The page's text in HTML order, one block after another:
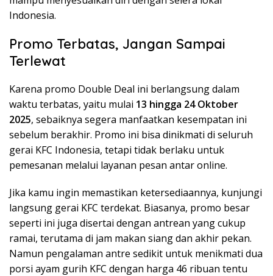
Indonesia.
Promo Terbatas, Jangan Sampai
Terlewat
Karena promo Double Deal ini berlangsung dalam
waktu terbatas, yaitu mulai 13 hingga 24 Oktober
2025, sebaiknya segera manfaatkan kesempatan ini
sebelum berakhir. Promo ini bisa dinikmati di seluruh
gerai KFC Indonesia, tetapi tidak berlaku untuk
pemesanan melalui layanan pesan antar online.
Jika kamu ingin memastikan ketersediaannya, kunjungi
langsung gerai KFC terdekat. Biasanya, promo besar
seperti ini juga disertai dengan antrean yang cukup
ramai, terutama di jam makan siang dan akhir pekan.
Namun pengalaman antre sedikit untuk menikmati dua
porsi ayam gurih KFC dengan harga 46 ribuan tentu